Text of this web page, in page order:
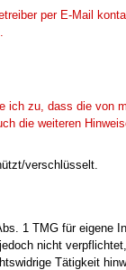
per E-Mail
.
ich zu, dass die von
die weiteren
verschlüsselt.
1 TMG für eigene
nicht
Tätigkeit